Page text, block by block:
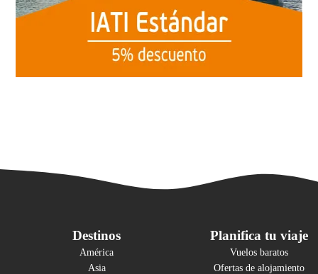
Destinos
América
Asia
Planifica tu viaje
Vuelos baratos
Ofertas de alojamiento